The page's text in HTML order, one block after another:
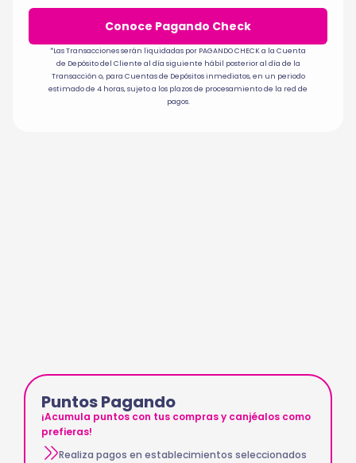
Conoce Pagando Check
*Las Transacciones serán liquidadas por PAGANDO CHECK a la Cuenta
de Depósito del Cliente al día siguiente hábil posterior al día de la
Transacción o, para Cuentas de Depósitos inmediatos, en un periodo
estimado de 4 horas, sujeto a los plazos de procesamiento de la red de
pagos.
Puntos Pagando
¡Acumula puntos con tus compras y canjéalos como
prefieras!
Realiza pagos en establecimientos seleccionados